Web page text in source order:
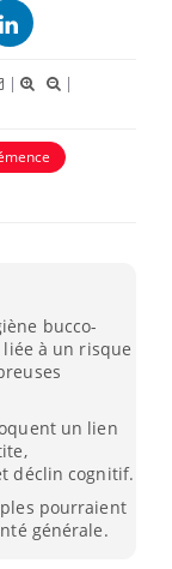
|
|
bucco-
à un risque
un lien
déclin cognitif.
pourraient
générale.